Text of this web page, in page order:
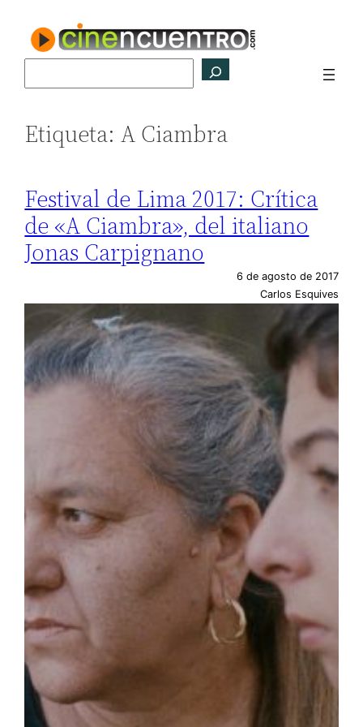
contenido
Etiqueta:A Ciambra
Festival de Lima 2017: Crítica
de «A Ciambra», del italiano
Jonas Carpignano
6 de agosto de 2017
Carlos Esquives